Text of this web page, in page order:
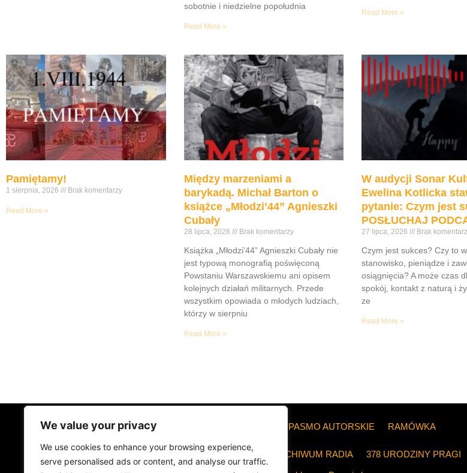
We value your privacy
We use cookies to enhance your browsing experience,
serve personalised ads or content, and analyse our traffic.
sobotnie i niedzielne popołudnia
Read More »
Read More »
Pamiętamy!
1 sierpnia, 2026 Brak komentarzy
Read More »
Między marzeniami a
barykadą. Michał Barton o
książce „Młodzi’44” Agnieszki
Cubały
28 lipca, 2026 Brak komentarzy
Książka „Młodzi’44” Agnieszki Cubały nie
jest typową monografią poświęconą
Powstaniu Warszawskiemu ani opisem
kolejnych działań militarnych. Przede
wszystkim opowiada o młodych ludziach,
którzy w sierpniu
Read More »
W audycji Sonar
Ewelina Kotlicka
pytanie: Czym jest
POSŁUCHAJ
27 lipca, 2026 Brak
Czym jest sukces? Czy to
stanowisko, pieniądze i
osiągnięcia? A może czas
spokój, kontakt z naturą i
ze
Read More »
STRONA GŁÓWNA PASMO AUTORSKIE RAMÓWKA
MUZYKA I KONCERTY KONTAKT ARCHIWUM RADIA 378 URODZINY PRAGI